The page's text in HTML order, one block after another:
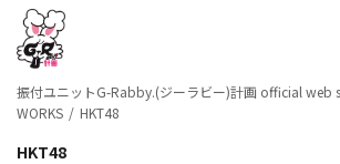
振付ユニットG-Rabby.(ジーラビー)計画 official web
WORKS
HKT48
HKT48